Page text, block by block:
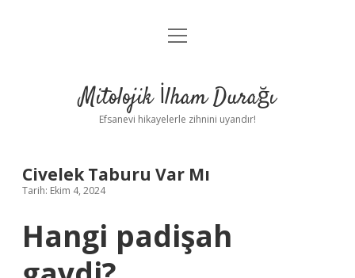
Anasayfa
Yasal Uyarı
menüyü
Mitolojik İlham Durağı
Efsanevi hikayelerle zihnini uyandır!
Civelek Taburu Var Mı
Tarih: Ekim 4, 2024
Hangi padişah